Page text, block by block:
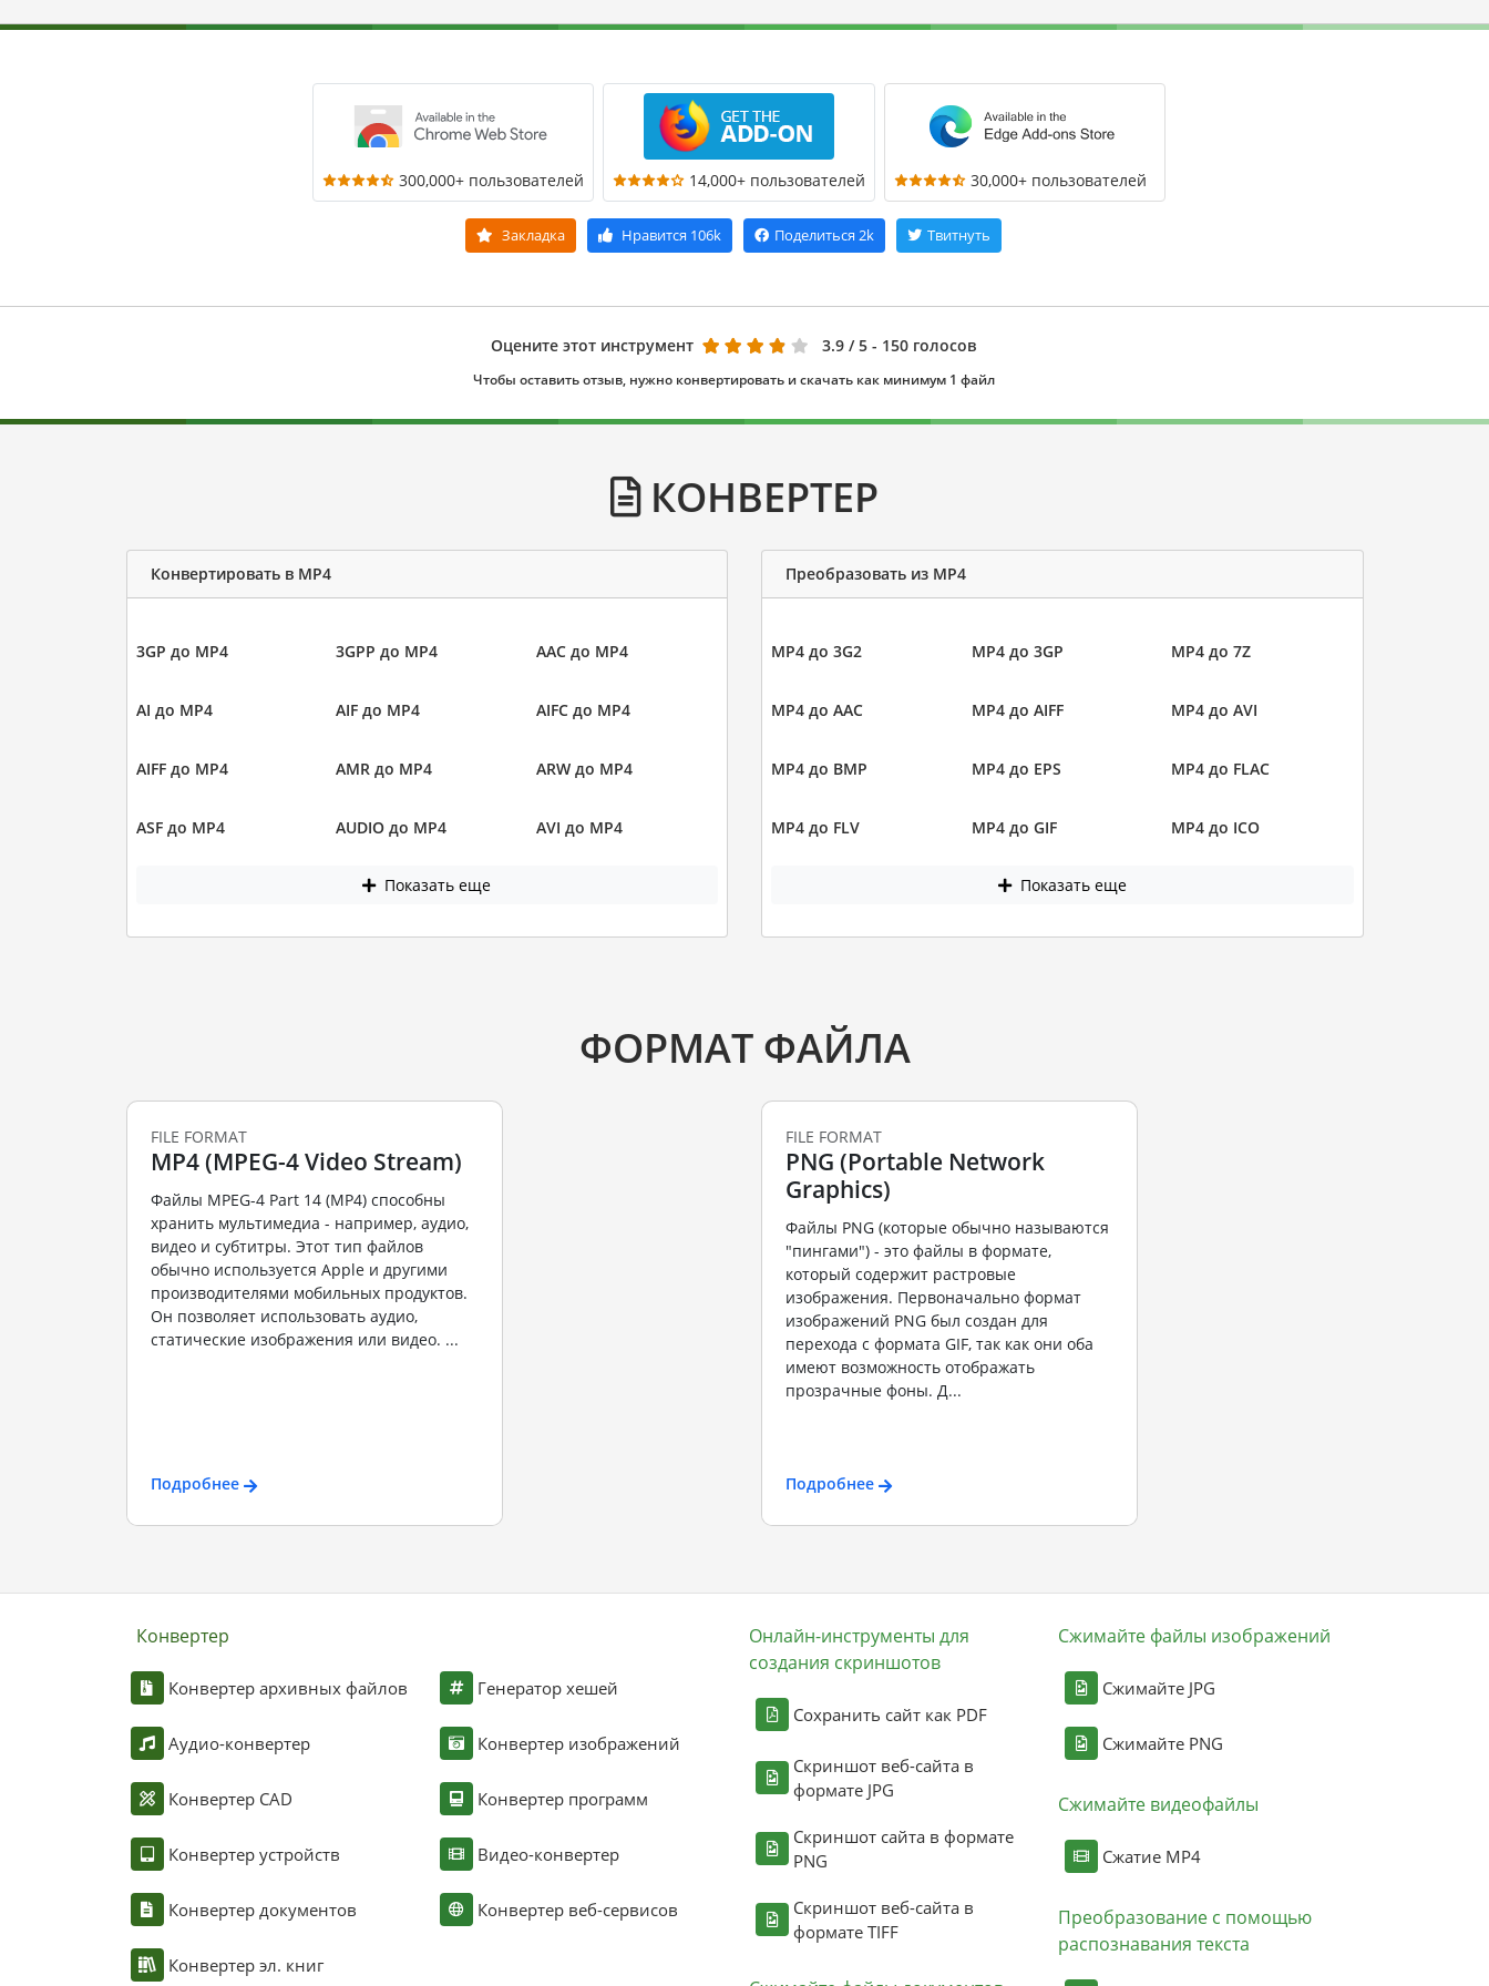
300,000+ пользователей 14,000+ пользователей 30,000+ пользователей
Закладка Нравится 106k Поделиться 2k Твитнуть
Оцените этот инструмент 3.9 / 5 - 150 голосов
Чтобы оставить отзыв, нужно конвертировать и скачать как минимум 1 файл
КОНВЕРТЕР
Конвертировать в MP4
3GP до MP4 3GPP до MP4 AAC до MP4
AI до MP4 AIF до MP4 AIFC до MP4
AIFF до MP4 AMR до MP4 ARW до MP4
ASF до MP4 AUDIO до MP4 AVI до MP4
Показать еще
Преобразовать из MP4
MP4 до 3G2 MP4 до 3GP MP4 до 7Z
MP4 до AAC MP4 до AIFF MP4 до AVI
MP4 до BMP MP4 до EPS MP4 до FLAC
MP4 до FLV MP4 до GIF MP4 до ICO
Показать еще
ФОРМАТ ФАЙЛА
FILE FORMAT
MP4 (MPEG-4 Video Stream)
Файлы MPEG-4 Part 14 (MP4) способны
хранить мультимедиа - например, аудио,
видео и субтитры. Этот тип файлов
обычно используется Apple и другими
производителями мобильных продуктов.
Он позволяет использовать аудио,
статические изображения или видео. ...
Подробнее
FILE FORMAT
PNG (Portable Network
Graphics)
Файлы PNG (которые обычно называются
"пингами") - это файлы в формате,
который содержит растровые
изображения. Первоначально формат
изображений PNG был создан для
перехода с формата GIF, так как они оба
имеют возможность отображать
прозрачные фоны. Д...
Подробнее
Конвертер
Конвертер архивных файлов
Аудио-конвертер
Конвертер CAD
Конвертер устройств
Конвертер документов
Конвертер эл. книг
Генератор хешей
Конвертер изображений
Конвертер программ
Видео-конвертер
Конвертер веб-сервисов
Онлайн-инструменты для
создания скриншотов
Сохранить сайт как PDF
Скриншот веб-сайта в
формате JPG
Скриншот сайта в формате
PNG
Скриншот веб-сайта в
формате TIFF
Сжимайте файлы изображений
Сжимайте JPG
Сжимайте PNG
Сжимайте видеофайлы
Сжатие MP4
Преобразование с помощью
распознавания текста